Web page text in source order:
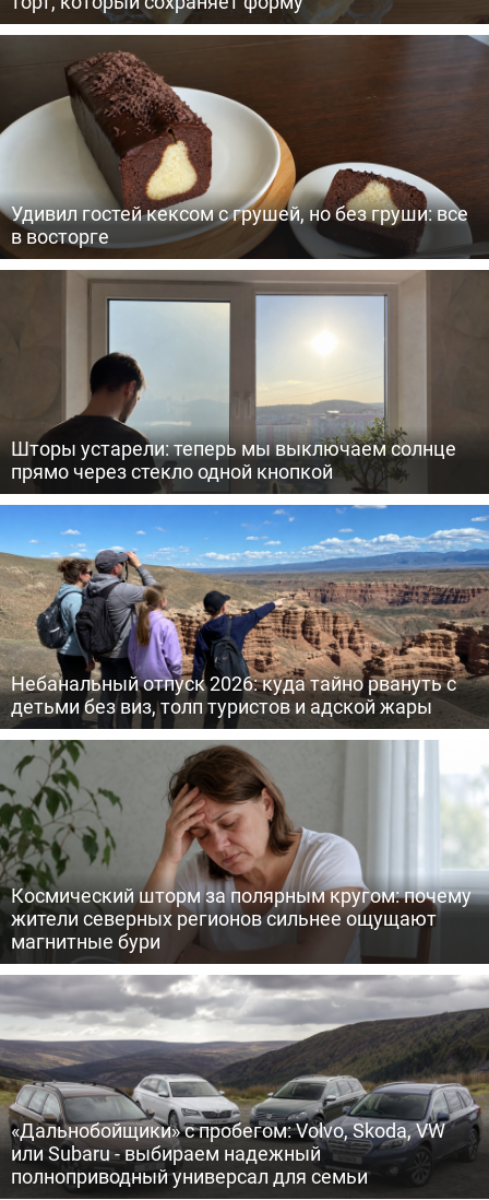
Удивил гостей кексом с грушей, но без груши: все
в восторге
Шторы устарели: теперь мы выключаем солнце
прямо через стекло одной кнопкой
Небанальный отпуск 2026: куда тайно рвануть с
детьми без виз, толп туристов и адской жары
Космический шторм за полярным кругом: почему
жители северных регионов сильнее ощущают
магнитные бури
«Дальнобойщики» с пробегом: Volvo, Skoda, VW
или Subaru - выбираем надежный
полноприводный универсал для семьи